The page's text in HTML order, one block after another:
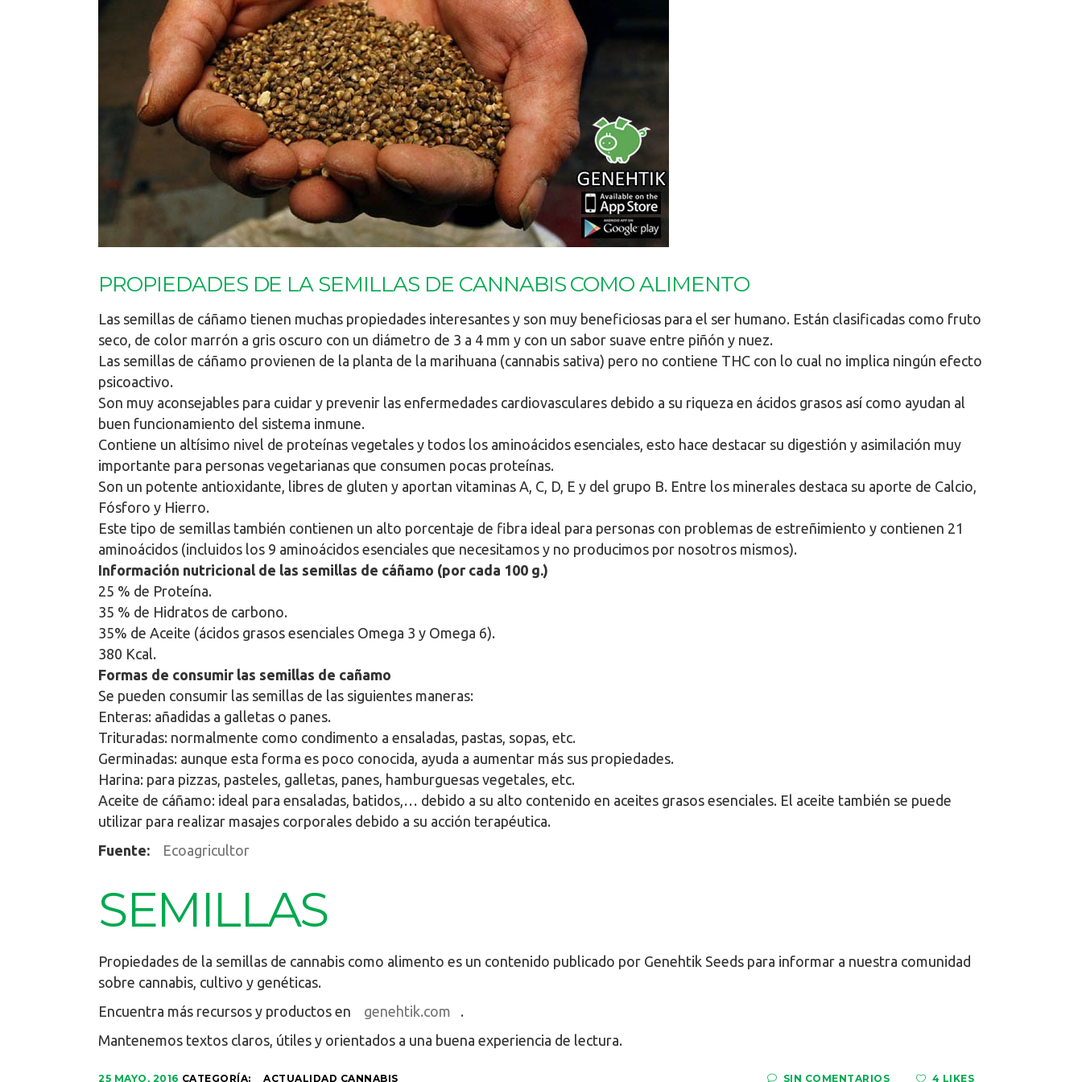
PROPIEDADES DE LA SEMILLAS DE CANNABIS COMO ALIMENTO
Las semillas de cáñamo tienen muchas propiedades interesantes y son muy beneficiosas para el ser humano. Están clasificadas como fruto
seco, de color marrón a gris oscuro con un diámetro de 3 a 4 mm y con un sabor suave entre piñón y nuez.
Las semillas de cáñamo provienen de la planta de la marihuana (cannabis sativa) pero no contiene THC con lo cual no implica ningún efecto
psicoactivo.
Son muy aconsejables para cuidar y prevenir las enfermedades cardiovasculares debido a su riqueza en ácidos grasos así como ayudan al
buen funcionamiento del sistema inmune.
Contiene un altísimo nivel de proteínas vegetales y todos los aminoácidos esenciales, esto hace destacar su digestión y asimilación muy
importante para personas vegetarianas que consumen pocas proteínas.
Son un potente antioxidante, libres de gluten y aportan vitaminas A, C, D, E y del grupo B. Entre los minerales destaca su aporte de Calcio,
Fósforo y Hierro.
Este tipo de semillas también contienen un alto porcentaje de fibra ideal para personas con problemas de estreñimiento y contienen 21
aminoácidos (incluidos los 9 aminoácidos esenciales que necesitamos y no producimos por nosotros mismos).
Información nutricional de las semillas de cáñamo (por cada 100 g.)
25 % de Proteína.
35 % de Hidratos de carbono.
35% de Aceite (ácidos grasos esenciales Omega 3 y Omega 6).
380 Kcal.
Formas de consumir las semillas de cañamo
Se pueden consumir las semillas de las siguientes maneras:
Enteras: añadidas a galletas o panes.
Trituradas: normalmente como condimento a ensaladas, pastas, sopas, etc.
Germinadas: aunque esta forma es poco conocida, ayuda a aumentar más sus propiedades.
Harina: para pizzas, pasteles, galletas, panes, hamburguesas vegetales, etc.
Aceite de cáñamo: ideal para ensaladas, batidos,… debido a su alto contenido en aceites grasos esenciales. El aceite también se puede
utilizar para realizar masajes corporales debido a su acción terapéutica.
Fuente:
Ecoagricultor
SEMILLAS
Propiedades de la semillas de cannabis como alimento es un contenido publicado por Genehtik Seeds para informar a nuestra comunidad
sobre cannabis, cultivo y genéticas.
Encuentra más recursos y productos en
genehtik.com
.
Mantenemos textos claros, útiles y orientados a una buena experiencia de lectura.
25 MAYO, 2016 CATEGORÍA: ACTUALIDAD CANNABIS SIN COMENTARIOS 4 LIKES